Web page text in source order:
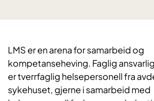
LMS er en arena for samarbeid og
kompetanseheving. Faglig
er tverrfaglig helsepersonell fra
sykehuset, gjerne i samarbeid med